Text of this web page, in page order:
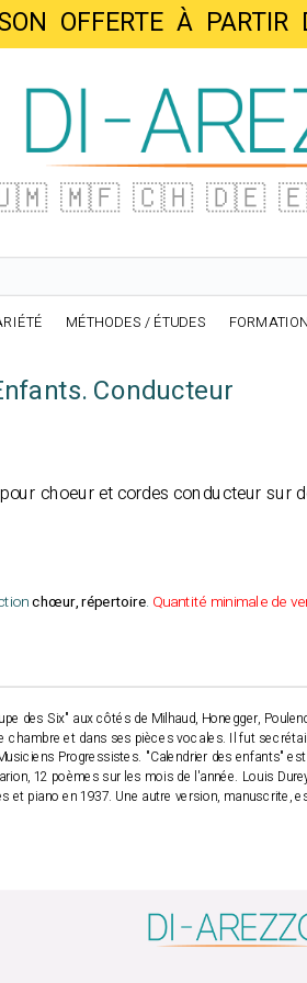
OFFERTE À
🇲🇫 🇨🇭 🇩🇪
MÉTHODES / ÉTUDES
Conducteur
choeur et cordes conducteur sur
chœur, répertoire. Quantité minimale de
des Six" aux côtés de Milhaud, Honegger,
chambre et dans ses pièces vocales. Il fut
Progressistes. "Calendrier des enfants"
12 poèmes sur les mois de l'année. Louis
et piano en 1937. Une autre version,